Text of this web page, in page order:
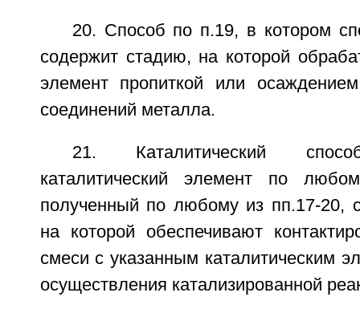
20. Способ по п.19, в котором
содержит стадию, на которой
элемент пропиткой или
соединений металла.
21. Каталитический
каталитический элемент по
полученный по любому из пп.17-20,
на которой обеспечивают
смеси с указанным каталитическим
осуществления катализированной